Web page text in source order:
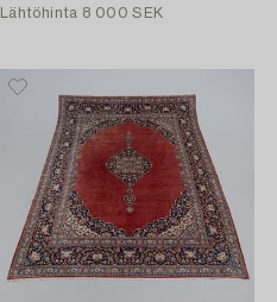
Lähtöhinta 8 000 SEK